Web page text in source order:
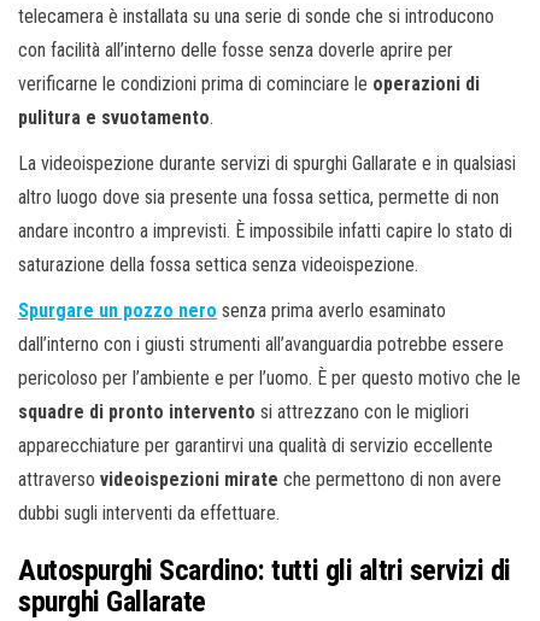
telecamera è installata su una serie di sonde che si introducono
con facilità all’interno delle fosse senza doverle aprire per
verificarne le condizioni prima di cominciare le operazioni di
pulitura e svuotamento.
La videoispezione durante servizi di spurghi Gallarate e in qualsiasi
altro luogo dove sia presente una fossa settica, permette di non
andare incontro a imprevisti. È impossibile infatti capire lo stato di
saturazione della fossa settica senza videoispezione.
Spurgare un pozzo nero senza prima averlo esaminato
dall’interno con i giusti strumenti all’avanguardia potrebbe essere
pericoloso per l’ambiente e per l’uomo. È per questo motivo che le
squadre di pronto intervento si attrezzano con le migliori
apparecchiature per garantirvi una qualità di servizio eccellente
attraverso videoispezioni mirate che permettono di non avere
dubbi sugli interventi da effettuare.
Autospurghi Scardino: tutti gli altri servizi di
spurghi Gallarate